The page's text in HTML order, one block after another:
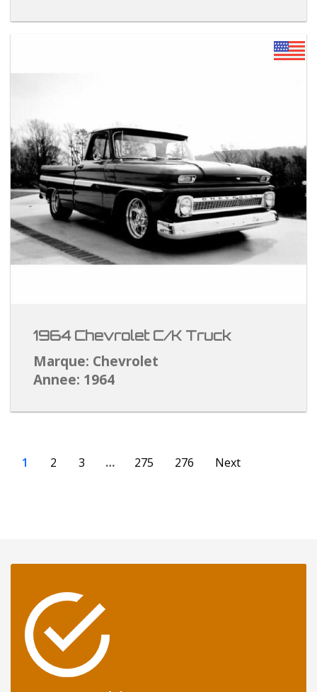
1964 Chevrolet C/K Truck
Marque: Chevrolet
Annee: 1964
1 2 3 … 275 276 Next